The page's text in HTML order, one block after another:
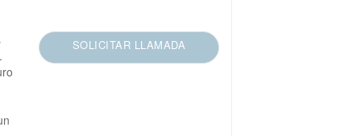
SOLICITAR LLAMADA